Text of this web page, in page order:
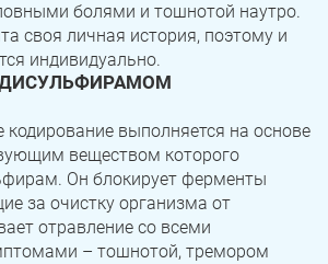
болями и тошнотой наутро.
своя личная история, поэтому и
индивидуально.
выполняется на основе
веществом которого
Он блокирует ферменты
за очистку организма от
отравление со всеми
– тошнотой, тремором